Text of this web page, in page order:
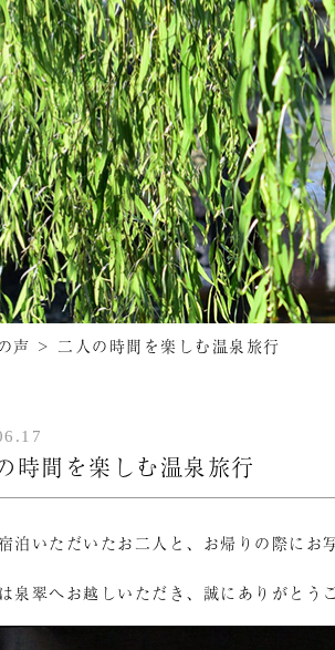
声 > 二人の時間を楽しむ温泉旅行
時間を楽しむ温泉旅行
泊いただいたお二人と、お帰りの際にお
泉翠へお越しいただき、誠にありがとう